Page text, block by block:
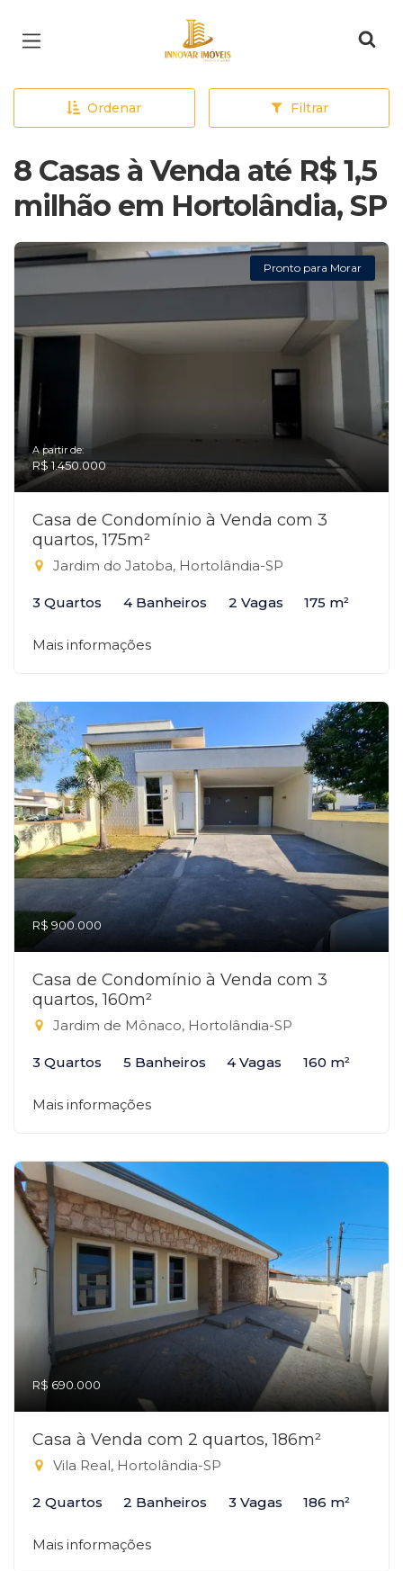
Página inicial
Ordenar Filtrar
8 Casas à Venda até R$ 1,5
milhão em Hortolândia, SP
Pronto para Morar
A partir de:
R$ 1.450.000
Casa de Condomínio à Venda com 3
quartos, 175m²
Jardim do Jatoba, Hortolândia-SP
3 Quartos 4 Banheiros 2 Vagas 175 m²
Mais informações
R$ 900.000
Casa de Condomínio à Venda com 3
quartos, 160m²
Jardim de Mônaco, Hortolândia-SP
3 Quartos 5 Banheiros 4 Vagas 160 m²
Mais informações
R$ 690.000
Casa à Venda com 2 quartos, 186m²
Vila Real, Hortolândia-SP
2 Quartos 2 Banheiros 3 Vagas 186 m²
Mais informações